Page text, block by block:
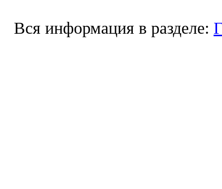
Вся информация в разделе: